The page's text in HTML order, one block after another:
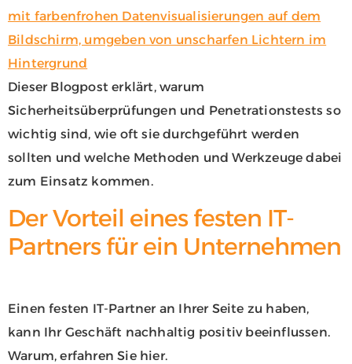
Dieser Blogpost erklärt, warum
Sicherheitsüberprüfungen und Penetrationstests so
wichtig sind, wie oft sie durchgeführt werden
sollten und welche Methoden und Werkzeuge dabei
zum Einsatz kommen.
Der Vorteil eines festen IT-
Partners für ein Unternehmen
Einen festen IT-Partner an Ihrer Seite zu haben,
kann Ihr Geschäft nachhaltig positiv beeinflussen.
Warum, erfahren Sie hier.